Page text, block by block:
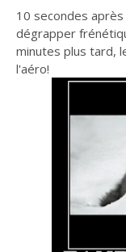
10 secondes
dégrapper
minutes plus tard,
l'aéro!